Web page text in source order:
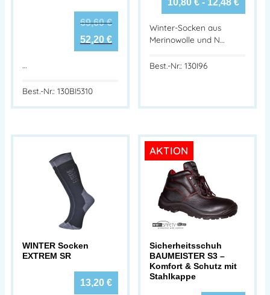
69,60€
52,20 €
…
Best.-Nr.: 130BI5310
Winter-Socken aus
Merinowolle und N…
Best.-Nr.: 130I96
WINTER Socken
EXTREM SR
13,20 €
AKTION
Sicherheitsschuh
BAUMEISTER S3 –
Komfort & Schutz mit
Stahlkappe